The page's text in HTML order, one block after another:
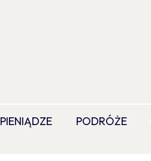
PIENIĄDZE PODRÓŻE